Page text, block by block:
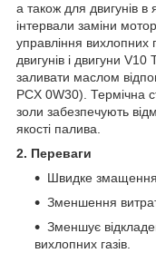
а також для двигунів в
інтервали заміни
управління вихлопних
двигунів і двигуни
заливати маслом
PCX 0W30). Термічна
золи забезпечують
якості палива.
2. Переваги
Швидке змащення
Зменшення
Зменшує
вихлопних газів.